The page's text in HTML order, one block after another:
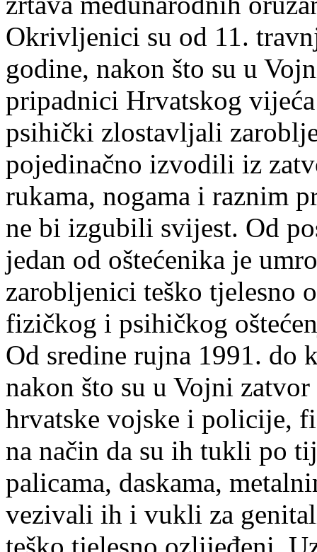
Okrivljenici su od 11.
godine, nakon što su u
pripadnici Hrvatskog
psihički zlostavljali
pojedinačno izvodili iz
rukama, nogama i raznim
ne bi izgubili svijest. Od
jedan od oštećenika je
zarobljenici teško tjelesno
fizičkog i psihičkog
Od sredine rujna 1991. do
nakon što su u Vojni
hrvatske vojske i policije,
na način da su ih tukli po
palicama, daskama,
vezivali ih i vukli za
teško tjelesno ozlijeđeni.